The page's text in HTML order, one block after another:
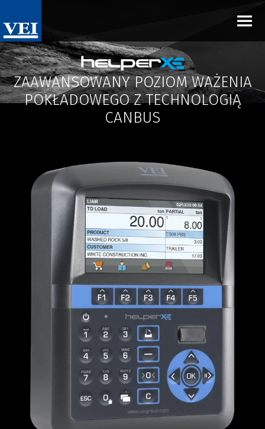
ZAAWANSOWANY POZIOM WAŻENIA
POKŁADOWEGO Z TECHNOLOGIĄ
CANBUS